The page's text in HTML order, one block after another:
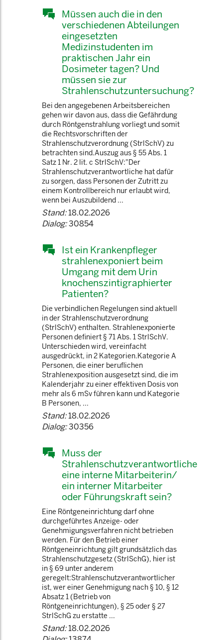
Müssen auch die in den
verschiedenen Abteilungen
eingesetzten
Medizinstudenten im
praktischen Jahr ein
Dosimeter tagen? Und
müssen sie zur
Strahlenschutzuntersuchung?
Bei den angegebenen Arbeitsbereichen
gehen wir davon aus, dass die Gefährdung
durch Röntgenstrahlung vorliegt und somit
die Rechtsvorschriften der
Strahlenschutzverordnung (StrlSchV) zu
betrachten sind.Auszug aus § 55 Abs. 1
Satz 1 Nr. 2 lit. c StrlSchV:"Der
Strahlenschutzverantwortliche hat dafür
zu sorgen, dass Personen der Zutritt zu
einem Kontrollbereich nur erlaubt wird,
wenn bei Auszubildend ...
Stand:18.02.2026
Dialog:30854
Ist ein Krankenpfleger
strahlenexponiert beim
Umgang mit dem Urin
knochenszintigraphierter
Patienten?
Die verbindlichen Regelungen sind aktuell
in der Strahlenschutzverordnung
(StrlSchV) enthalten. Strahlenexponierte
Personen definiert § 71 Abs. 1 StrlSchV.
Unterschieden wird, vereinfacht
ausgedrückt, in 2 Kategorien.Kategorie A
Personen, die einer beruflichen
Strahlenexposition ausgesetzt sind, die im
Kalenderjahr zu einer effektiven Dosis von
mehr als 6 mSv führen kann und Kategorie
B Personen, ...
Stand:18.02.2026
Dialog:30356
Muss der
Strahlenschutzverantwortliche
eine interne Mitarbeiterin/
ein interner Mitarbeiter
oder Führungskraft sein?
Eine Röntgeneinrichtung darf ohne
durchgeführtes Anzeige- oder
Genehmigungsverfahren nicht betrieben
werden. Für den Betrieb einer
Röntgeneinrichtung gilt grundsätzlich das
Strahlenschutzgesetz (StrlSchG), hier ist
in § 69 unter anderem
geregelt:Strahlenschutzverantwortlicher
ist, wer einer Genehmigung nach § 10, § 12
Absatz 1 (Betrieb von
Röntgeneinrichtungen), § 25 oder § 27
StrlSchG zu erstatte ...
Stand:18.02.2026